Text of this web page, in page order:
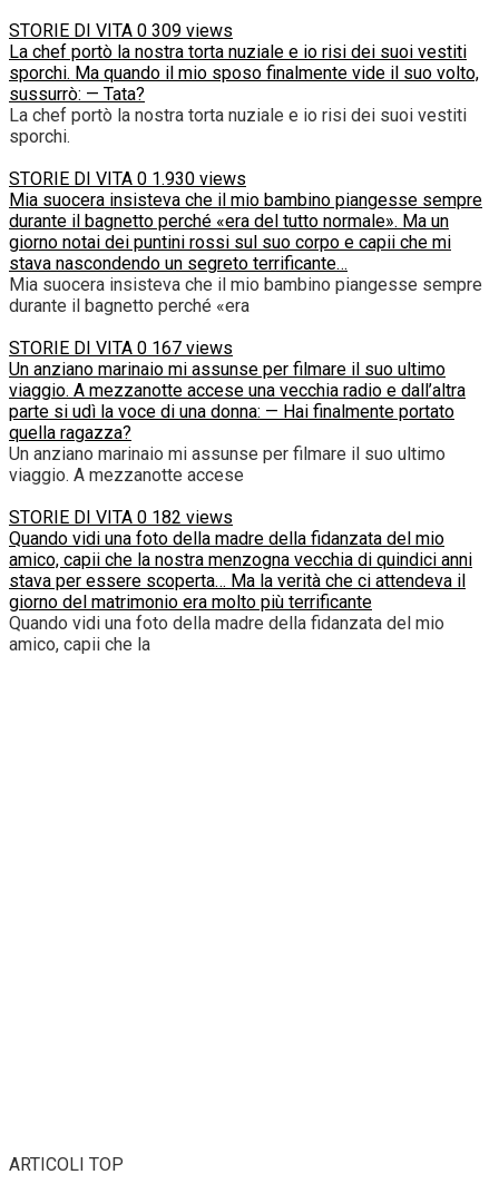
STORIE DI VITA 0 309 views
La chef portò la nostra torta nuziale e io risi dei suoi vestiti
sporchi. Ma quando il mio sposo finalmente vide il suo volto,
sussurrò: — Tata?
La chef portò la nostra torta nuziale e io risi dei suoi vestiti
sporchi.
STORIE DI VITA 0 1.930 views
Mia suocera insisteva che il mio bambino piangesse sempre
durante il bagnetto perché «era del tutto normale». Ma un
giorno notai dei puntini rossi sul suo corpo e capii che mi
stava nascondendo un segreto terrificante…
Mia suocera insisteva che il mio bambino piangesse sempre
durante il bagnetto perché «era
STORIE DI VITA 0 167 views
Un anziano marinaio mi assunse per filmare il suo ultimo
viaggio. A mezzanotte accese una vecchia radio e dall’altra
parte si udì la voce di una donna: — Hai finalmente portato
quella ragazza?
Un anziano marinaio mi assunse per filmare il suo ultimo
viaggio. A mezzanotte accese
STORIE DI VITA 0 182 views
Quando vidi una foto della madre della fidanzata del mio
amico, capii che la nostra menzogna vecchia di quindici anni
stava per essere scoperta… Ma la verità che ci attendeva il
giorno del matrimonio era molto più terrificante
Quando vidi una foto della madre della fidanzata del mio
amico, capii che la
ARTICOLI TOP